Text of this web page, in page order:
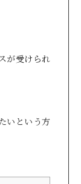
が受けられ
いという方